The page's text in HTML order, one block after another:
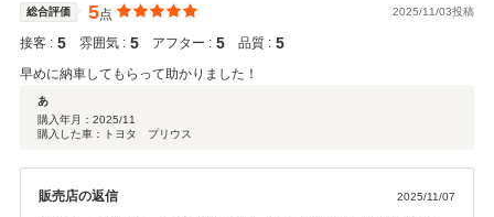
総合評価 5点 2025/11/03投稿
接客 : 5 雰囲気 : 5 アフター : 5 品質 : 5
早めに納車してもらって助かりました！
あ
購入年月： 2025/11
購入した車：トヨタ プリウス
販売店の返信 2025/11/07